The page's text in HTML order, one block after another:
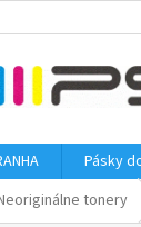
Pásky
tonery